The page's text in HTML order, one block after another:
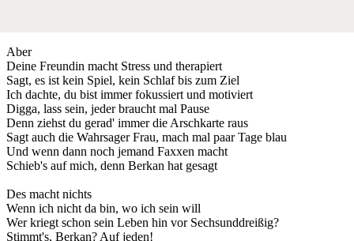
Aber
Deine Freundin macht Stress und therapiert
Sagt, es ist kein Spiel, kein Schlaf bis zum Ziel
Ich dachte, du bist immer fokussiert und motiviert
Digga, lass sein, jeder braucht mal Pause
Denn ziehst du gerad' immer die Arschkarte raus
Sagt auch die Wahrsager Frau, mach mal paar Tage blau
Und wenn dann noch jemand Faxxen macht
Schieb's auf mich, denn Berkan hat gesagt
Des macht nichts
Wenn ich nicht da bin, wo ich sein will
Wer kriegt schon sein Leben hin vor Sechsunddreißig?
Stimmt's, Berkan? Auf jeden!